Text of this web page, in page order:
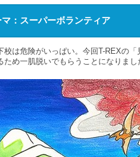
：スーパーボランティア
校は危険がいっぱい。今回T-REXの
め一肌脱いでもらうことになりまし